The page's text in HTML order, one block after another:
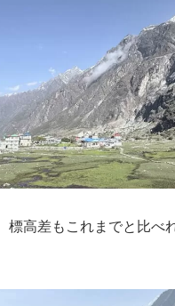
標高差もこれまでと比べ